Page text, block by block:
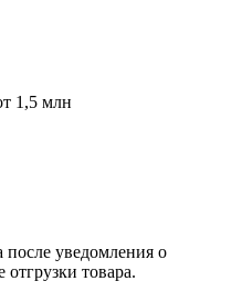
1,5 млн
после уведомления о
отгрузки товара.